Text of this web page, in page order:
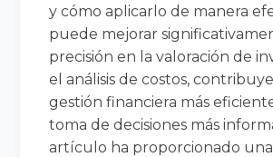
y cómo aplicarlo de manera
puede mejorar
precisión en la valoración de
el análisis de costos,
gestión financiera más
toma de decisiones más
artículo ha proporcionado una